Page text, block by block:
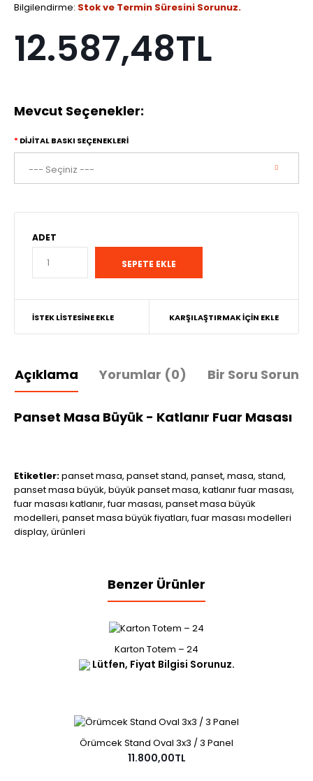
Bilgilendirme: Stok ve Termin Süresini Sorunuz.
12.587,48TL
Mevcut Seçenekler:
DİJİTAL BASKI SEÇENEKLERİ
ADET
İSTEK LISTESINE EKLE KARŞILAŞTIRMAK İÇIN EKLE
Açıklama Yorumlar (0) Bir Soru Sorun
Panset Masa Büyük - Katlanır Fuar Masası
Etiketler:panset masa, panset stand, panset, masa, stand,
panset masa büyük, büyük panset masa, katlanır fuar masası,
fuar masası katlanır,fuar masası, panset masa büyük
modelleri, panset masa büyük fiyatları,fuar masası modelleri
display, ürünleri
Benzer Ürünler
Karton Totem – 24
Lütfen, Fiyat Bilgisi Sorunuz.
Örümcek Stand Oval 3x3 / 3 Panel
11.800,00TL